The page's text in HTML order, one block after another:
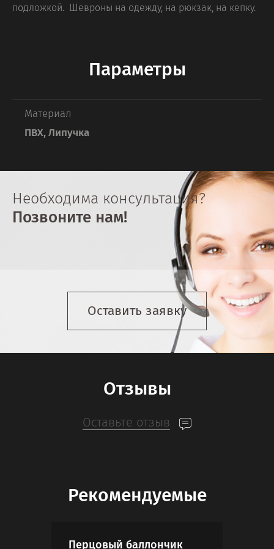
подложкой. Шевроны на одежду, на рюкзак, на кепку.
Параметры
Материал
ПВХ, Липучка
Необходима консультация?
Позвоните нам!
Оставить заявку
Отзывы
Оставьте отзыв
Рекомендуемые
Перцовый баллончик